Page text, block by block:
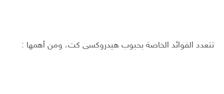
تتعدد الفوائد الخاصة بحبوب هيدروكسى كت، ومن أهمها :